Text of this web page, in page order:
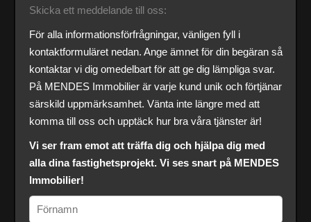
Skicka ett meddelande till oss:
För alla informationsförfrågningar, vänligen fyll i
kontaktformuläret nedan. Ange ämnet för din begäran så
kontaktar vi dig omedelbart för att ge dig lämpliga svar.
På MENDES Immobilier är varje kund unik och förtjänar
särskild uppmärksamhet. Vänta inte längre med att
komma till oss och upptäck hur bra våra tjänster är!
Vi ser fram emot att träffa dig och hjälpa dig med
alla dina fastighetsprojekt. Vi ses snart på MENDES
Immobilier!